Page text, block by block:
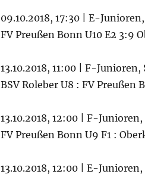
09.10.2018, 17:30 | E-
FV Preußen Bonn U10 E2 3:9
13.10.2018, 11:00 | F-
BSV Roleber U8 : FV Preußen
13.10.2018, 12:00 | F-
FV Preußen Bonn U9 F1 :
13.10.2018, 12:00 | E-